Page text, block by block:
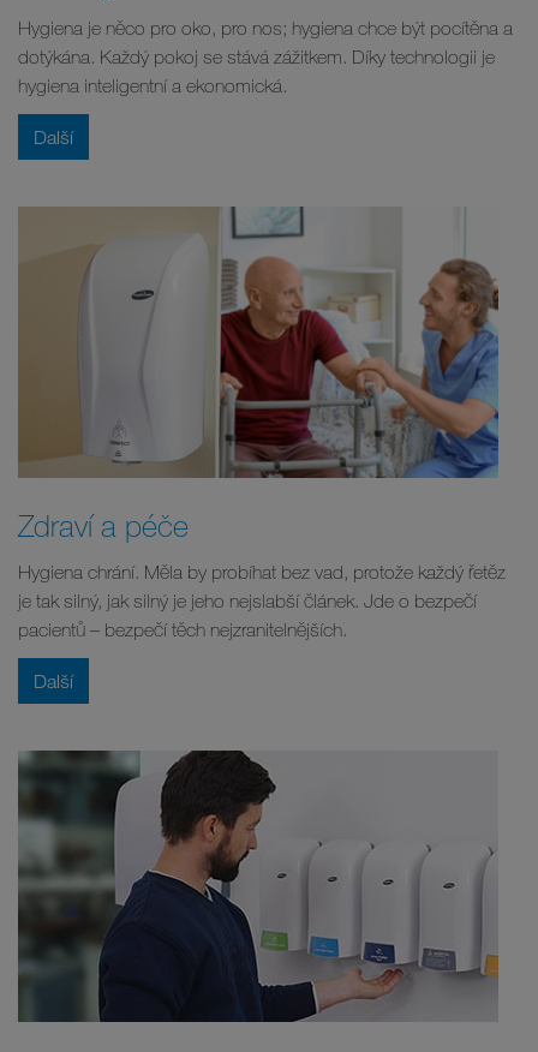
Hygiena je něco pro oko, pro nos; hygiena chce být pocítěna a
dotýkána. Každý pokoj se stává zážitkem. Díky technologii je
hygiena inteligentní a ekonomická.
Další
Zdraví a péče
Hygiena chrání. Měla by probíhat bez vad, protože každý řetěz
je tak silný, jak silný je jeho nejslabší článek. Jde o bezpečí
pacientů – bezpečí těch nejzranitelnějších.
Další